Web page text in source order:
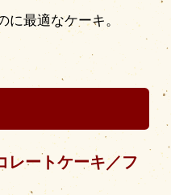
に最適なケーキ。
レートケーキ／フ